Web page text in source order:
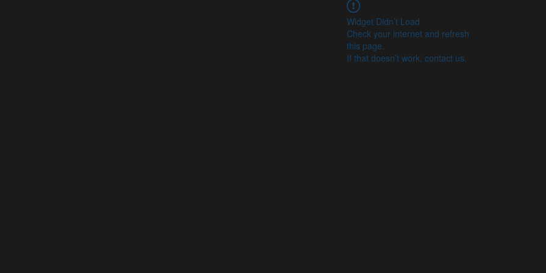
Widget Didn’t Load
Check your internet and refresh
this page.
If that doesn’t work, contact us.